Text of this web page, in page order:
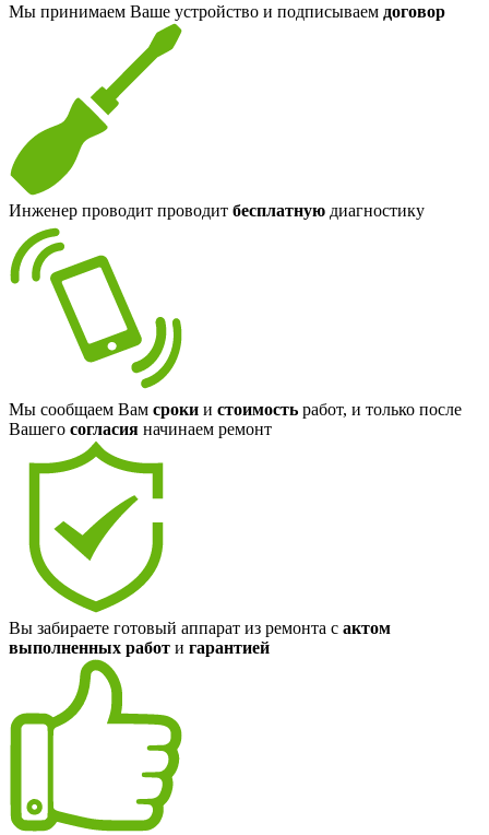
Мы принимаем Ваше устройство и подписываем договор
Инженер проводит проводит бесплатную диагностику
Мы сообщаем Вам сроки и стоимость работ, и только после
Вашего согласия начинаем ремонт
Вы забираете готовый аппарат из ремонта с актом
выполненных работ и гарантией